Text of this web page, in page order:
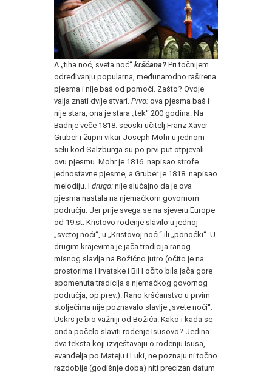
A „tiha noć, sveta noć“ kršćana? Pri točnijem
određivanju popularna, međunarodno raširena
pjesma i nije baš od pomoći. Zašto? Ovdje
valja znati dvije stvari. Prvo: ova pjesma baš i
nije stara, ona je stara „tek“ 200 godina. Na
Badnje veče 1818. seoski učitelj Franz Xaver
Gruber i župni vikar Joseph Mohr u jednom
selu kod Salzburga su po prvi put otpjevali
ovu pjesmu. Mohr je 1816. napisao strofe
jednostavne pjesme, a Gruber je 1818. napisao
melodiju. I drugo: nije slučajno da je ova
pjesma nastala na njemačkom govornom
području. Jer prije svega se na sjeveru Europe
od 19.st. Kristovo rođenje slavilo u jednoj
„svetoj noći“, u „Kristovoj noći“ ili „ponoćki“. U
drugim krajevima je jača tradicija ranog
misnog slavlja na Božićno jutro (očito je na
prostorima Hrvatske i BiH očito bila jača gore
spomenuta tradicija s njemačkog govornog
područja, op.prev.). Rano kršćanstvo u prvim
stoljećima nije poznavalo slavlje „svete noći“.
Uskrs je bio važniji od Božića. Kako i kada se
onda počelo slaviti rođenje Isusovo? Jedina
dva teksta koji izvještavaju o rođenju Isusa,
evanđelja po Mateju i Luki, ne poznaju ni točno
razdoblje (godišnje doba) niti precizan datum